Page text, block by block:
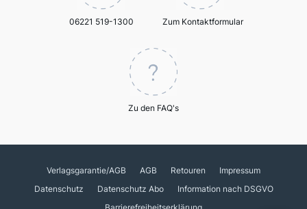
06221 519-1300 Zum Kontaktformular
Zu den FAQ's
Verlagsgarantie/AGB AGB Retouren
Impressum
Datenschutz
Datenschutz Abo
Information nach DSGVO